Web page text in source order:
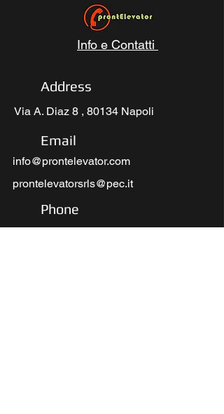
Info e Contatti
Address
Via A. Diaz 8 , 80134 Napoli
Email
info@prontelevator.com
prontelevatorsrls@pec.it
Phone